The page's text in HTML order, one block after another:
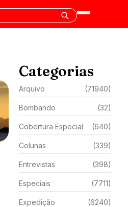
Categorias
Arquivo (71940)
Bombando (32)
Cobertura Especial (640)
Colunas (339)
Entrevistas (398)
Especiais (7711)
Expedição (6240)